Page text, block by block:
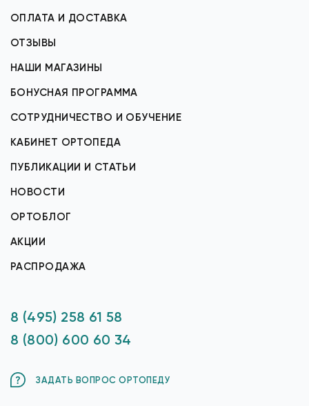
ОПЛАТА И ДОСТАВКА
ОТЗЫВЫ
НАШИ МАГАЗИНЫ
БОНУСНАЯ ПРОГРАММА
СОТРУДНИЧЕСТВО И ОБУЧЕНИЕ
КАБИНЕТ ОРТОПЕДА
ПУБЛИКАЦИИ И СТАТЬИ
НОВОСТИ
ОРТОБЛОГ
АКЦИИ
РАСПРОДАЖА
8 (495) 258 61 58
8 (800) 600 60 34
ЗАДАТЬ ВОПРОС ОРТОПЕДУ